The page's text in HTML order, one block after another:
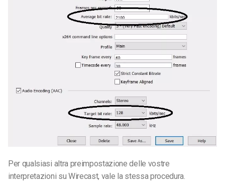
Per qualsiasi altra preimpostazione delle vostre
interpretazioni su Wirecast, vale la stessa procedura.